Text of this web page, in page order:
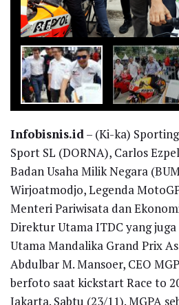
1of 5
Infobisnis.id– (Ki-ka)
Sport SL (DORNA), Carlos
Badan Usaha Milik Negara
Wirjoatmodjo, Legenda
Menteri Pariwisata dan
Direktur Utama ITDC yang juga
Utama Mandalika Grand Prix
Abdulbar M. Mansoer, CEO
berfoto saat kickstart Race to
Jakarta. Sabtu (23/11). MGPA